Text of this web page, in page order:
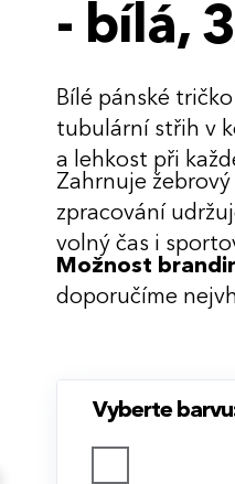
- bílá,
Bílé pánské
tubulární střih v
a lehkost při
Zahrnuje
zpracování
volný čas i
Možnost
doporučíme
Vyberte